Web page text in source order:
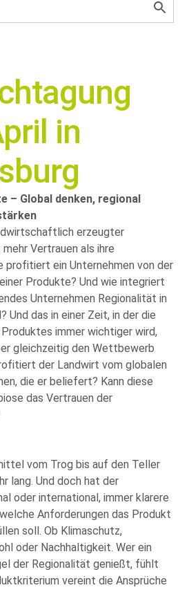
in
– Global denken, regional
erzeugter
Vertrauen als ihre
profitiert ein Unternehmen von der
Produkte? Und wie integriert
Unternehmen Regionalität in
Und das in einer Zeit, in der die
immer wichtiger wird,
gleichzeitig den Wettbewerb
der Landwirt vom globalen
die er beliefert? Kann diese
das Vertrauen der
vom Trog bis auf den Teller
lang. Und doch hat der
oder international, immer klarere
Anforderungen das Produkt
soll. Ob Klimaschutz,
oder Nachhaltigkeit. Wer ein
der Regionalität genießt, fühlt
vereint die Ansprüche